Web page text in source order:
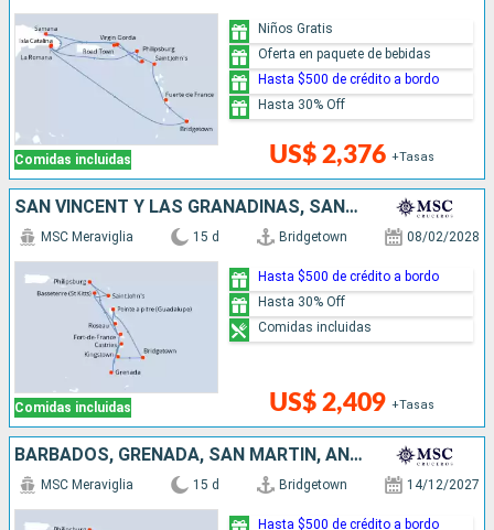
Comidas incluidas US$ 2,376 +Tasas
Niños Gratis
Oferta en paquete de bebidas
Hasta $500 de crédito a bordo
Hasta 30% Off
SAN VINCENT Y LAS GRANADINAS, SANTA LUCIA, GRENADA, DOMINICA, SAN MARTÍN, ANTIGUA Y BARBUDA, BARBADOS
Comidas incluidas
MSC Meraviglia 15 d Bridgetown 08/02/2028
US$ 2,409 +Tasas
Hasta $500 de crédito a bordo
Hasta 30% Off
Comidas incluidas
BARBADOS, GRENADA, SAN MARTÍN, ANTIGUA Y BARBUDA, DOMINICA, SAN VINCENT Y LAS GRANADINAS
MSC Meraviglia 15 d Bridgetown 14/12/2027
Hasta $500 de crédito a bordo